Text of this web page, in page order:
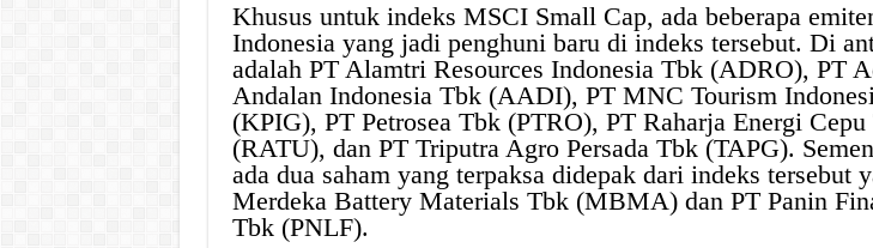
Khusus untuk indeks MSCI Small Cap, ada beberapa
Indonesia yang jadi penghuni baru di indeks tersebut. Di
adalah PT Alamtri Resources Indonesia Tbk (ADRO), PT
Andalan Indonesia Tbk (AADI), PT MNC Tourism
(KPIG), PT Petrosea Tbk (PTRO), PT Raharja Energi
(RATU), dan PT Triputra Agro Persada Tbk (TAPG).
ada dua saham yang terpaksa didepak dari indeks tersebut
Merdeka Battery Materials Tbk (MBMA) dan PT Panin
Tbk (PNLF).